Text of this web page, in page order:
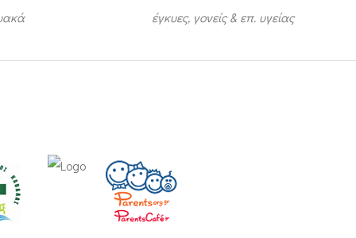
έγκυες, γονείς & επ. υγείας